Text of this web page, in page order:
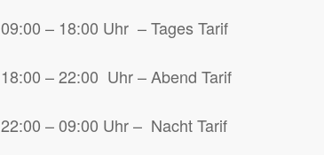
09:00 – 18:00 Uhr – Tages Tarif
18:00 – 22:00 Uhr – Abend Tarif
22:00 – 09:00 Uhr – Nacht Tarif